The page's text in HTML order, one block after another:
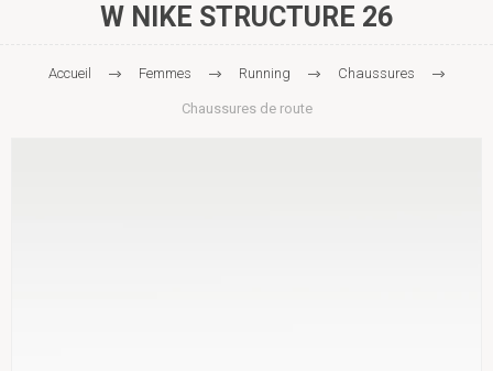
W NIKE STRUCTURE 26
Accueil Femmes Running Chaussures
Chaussures de route